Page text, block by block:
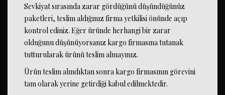
Sevkiyat sırasında zarar gördüğünü düşündüğünüz
paketleri, teslim aldığınız firma yetkilisi önünde açıp
kontrol ediniz. Eğer üründe herhangi bir zarar
olduğunu düşünüyorsanız kargo firmasına tutanak
tutturularak ürünü teslim almayınız.
Ürün teslim alındıktan sonra kargo firmasının görevini
tam olarak yerine getirdiği kabul edilmektedir.